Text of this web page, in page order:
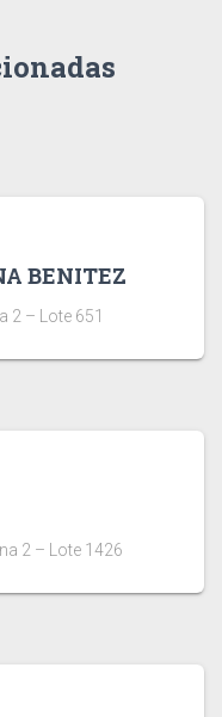
BENITEZ
– Lote 651
2 – Lote 1426